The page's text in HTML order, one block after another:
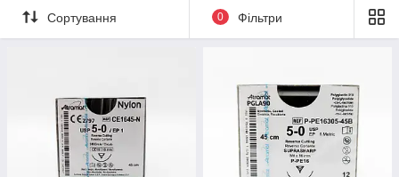
Сортування 0 Фільтри